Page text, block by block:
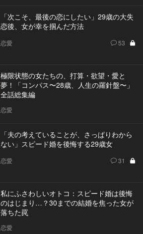
「次こそ、最後の恋にしたい」29歳の大失
恋後、女が幸を掴んだ方法
恋愛 53
極限状態の女たちの、打算・欲望・愛と
夢！「コンパス〜28歳、人生の羅針盤〜」
全話総集編
恋愛
「夫の考えていることが、さっぱりわから
ない」スピード婚を後悔する29歳女
恋愛 31
私にふさわしいオトコ：スピード婚は後悔
のはじまり…？30までの結婚を焦った女が
落ちた罠
恋愛